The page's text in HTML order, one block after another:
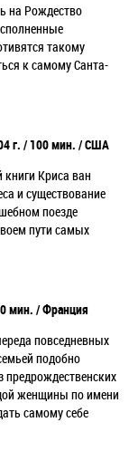
на Рождество
такому
к самому Санта-
г. / 100 мин. / США
Криса ван
и существование
поезде
пути самых
мин. / Франция
повседневных
подобно
женщины по имени
самому себе